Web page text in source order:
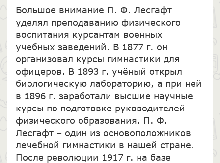
Большое внимание П. Ф. Лесгафт
уделял преподаванию физического
воспитания курсантам военных
учебных заведений. В 1877 г. он
организовал курсы гимнастики для
офицеров. В 1893 г. учёный открыл
биологическую лабораторию, а при ней
в 1896 г. заработали высшие научные
курсы по подготовке руководителей
физического образования. П. Ф.
Лесгафт – один из основоположников
лечебной гимнастики в нашей стране.
После революции 1917 г. на базе